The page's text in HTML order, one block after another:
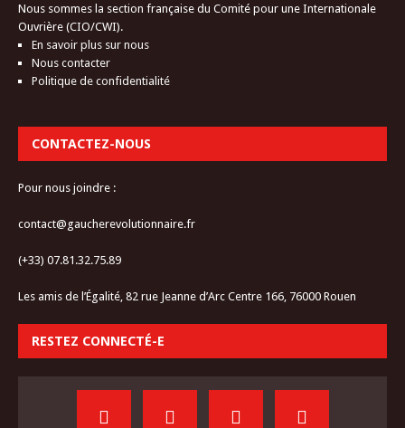
Nous sommes la section française du Comité pour une Internationale
Ouvrière (CIO/CWI).
En savoir plus sur nous
Nous contacter
Politique de confidentialité
CONTACTEZ-NOUS
Pour nous joindre :
contact@gaucherevolutionnaire.fr
(+33) 07.81.32.75.89
Les amis de l’Égalité, 82 rue Jeanne d’Arc Centre 166, 76000 Rouen
RESTEZ CONNECTÉ-E